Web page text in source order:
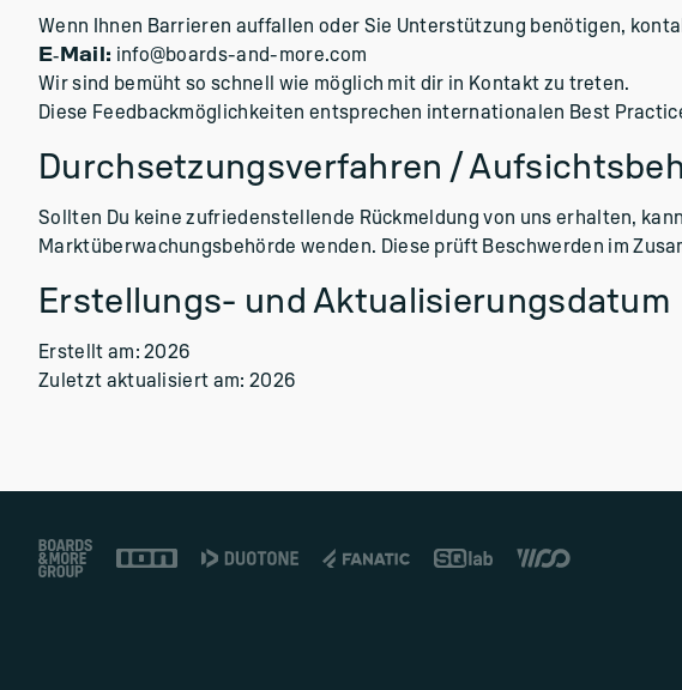
Wenn Ihnen Barrieren auffallen oder Sie Unterstützung benötigen,
E‑Mail: info@boards-and-more.com
Wir sind bemüht so schnell wie möglich mit dir in Kontakt zu treten.
Diese Feedbackmöglichkeiten entsprechen internationalen Best
Durchsetzungsverfahren /
Sollten Du keine zufriedenstellende Rückmeldung von uns erhalten,
Marktüberwachungsbehörde wenden. Diese prüft Beschwerden im
Erstellungs- und Aktualisierungsdatum
Erstellt am: 2026
Zuletzt aktualisiert am: 2026
Footer